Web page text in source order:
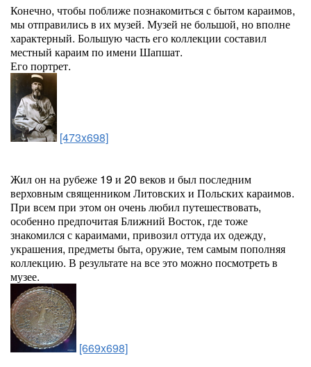
Конечно, чтобы поближе познакомиться с бытом караимов,
мы отправились в их музей. Музей не большой, но вполне
характерный. Большую часть его коллекции составил
местный караим по имени Шапшат.
Его портрет.
[473x698]
Жил он на рубеже 19 и 20 веков и был последним
верховным священником Литовских и Польских караимов.
При всем при этом он очень любил путешествовать,
особенно предпочитая Ближний Восток, где тоже
знакомился с караимами, привозил оттуда их одежду,
украшения, предметы быта, оружие, тем самым пополняя
коллекцию. В результате на все это можно посмотреть в
музее.
[669x698]